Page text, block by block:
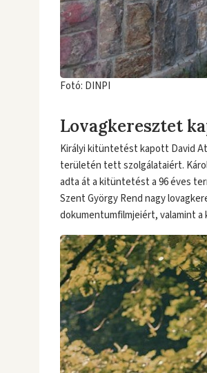
Fotó: DINPI
Lovagkeresztet
Királyi kitüntetést kapott David
területén tett szolgálataiért.
adta át a kitüntetést a 96 éves
Szent György Rend nagy
dokumentumfilmjeiért, valamint